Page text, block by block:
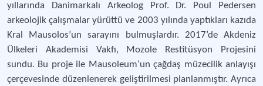
yıllarında Danimarkalı Arkeolog Prof. Dr. Poul Pedersen
arkeolojik çalışmalar yürüttü ve 2003 yılında yaptıkları kazıda
Kral Mausolos’un sarayını bulmuşlardır. 2017’de Akdeniz
Ülkeleri Akademisi Vakfı, Mozole Restitüsyon Projesini
sundu. Bu proje ile Mausoleum’un çağdaş müzecilik anlayışı
çerçevesinde düzenlenerek geliştirilmesi planlanmıştır. Ayrıca